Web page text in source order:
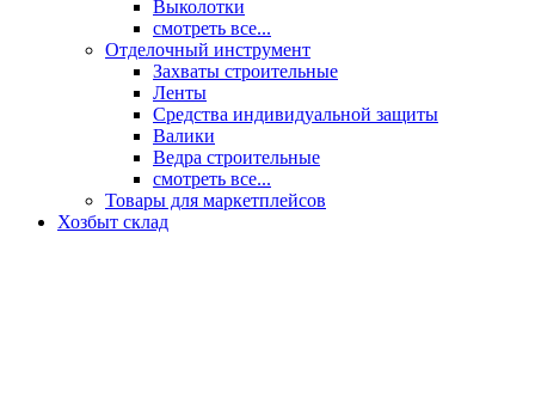
Выколотки
смотреть все...
Отделочный инструмент
Захваты строительные
Ленты
Средства индивидуальной защиты
Валики
Ведра строительные
смотреть все...
Товары для маркетплейсов
Хозбыт склад